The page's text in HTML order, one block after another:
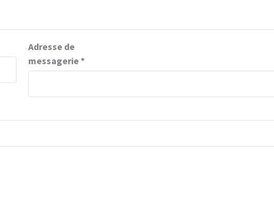
Adresse de
messagerie*